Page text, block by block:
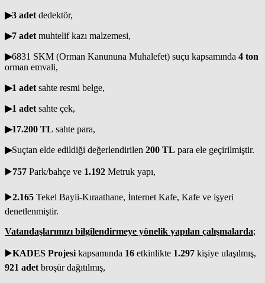
▶️3 adet dedektör,
▶️7 adet muhtelif kazı malzemesi,
▶6831 SKM (Orman Kanununa Muhalefet) suçu kapsamında 4 ton
orman emvali,
▶️1 adet sahte resmi belge,
▶️1 adet sahte çek,
▶️17.200 TL sahte para,
▶Suçtan elde edildiği değerlendirilen 200 TL para ele geçirilmiştir.
▶️757 Park/bahçe ve 1.192 Metruk yapı,
▶️2.165 Tekel Bayii-Kıraathane, İnternet Kafe, Kafe ve işyeri
denetlenmiştir.
Vatandaşlarımızı bilgilendirmeye yönelik yapılan çalışmalarda;
▶️KADES Projesi kapsamında 16 etkinlikte 1.297 kişiye ulaşılmış,
921 adet broşür dağıtılmış,